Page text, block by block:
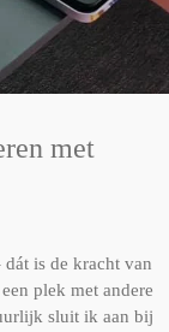
met
is de kracht van
plek met andere
sluit ik aan bij